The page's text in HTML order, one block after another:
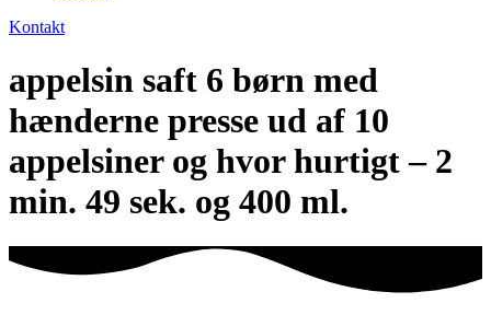
Kontakt
appelsin saft 6 børn med
hænderne presse ud af 10
appelsiner og hvor hurtigt – 2
min. 49 sek. og 400 ml.